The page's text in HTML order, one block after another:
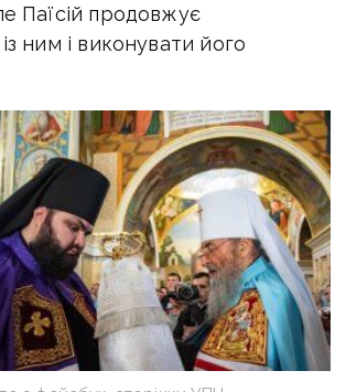
Паїсій продовжує
ним і виконувати його